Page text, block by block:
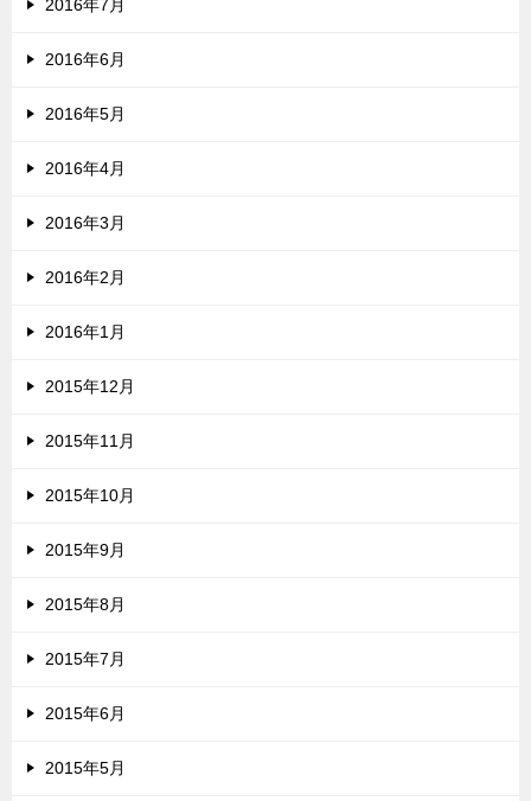
2016年7月
2016年6月
2016年5月
2016年4月
2016年3月
2016年2月
2016年1月
2015年12月
2015年11月
2015年10月
2015年9月
2015年8月
2015年7月
2015年6月
2015年5月